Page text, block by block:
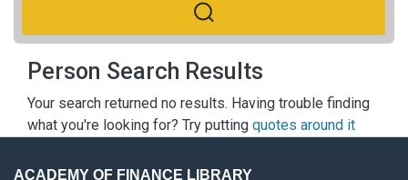
Person Search Results
Your search returned no results. Having trouble finding
what you're looking for? Try putting quotes around it
ACADEMY OF FINANCE LIBRARY